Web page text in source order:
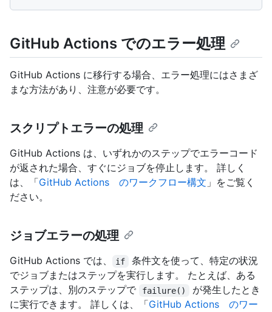
GitHub Actions でのエラー処理
GitHub Actions に移行する場合、エラー処理にはさまざ
まな方法があり、注意が必要です。
スクリプトエラーの処理
GitHub Actions は、いずれかのステップでエラーコード
が返された場合、すぐにジョブを停止します。 詳しく
は、「GitHub Actions のワークフロー構文 」をご覧く
ださい。
ジョブエラーの処理
GitHub Actions では、 if
条件文を使って、特定の状況
でジョブまたはステップを実行します。 たとえば、ある
ステップは、別のステップで
failure()
が発生したとき
に実行できます。 詳しくは、「GitHub Actions のワー